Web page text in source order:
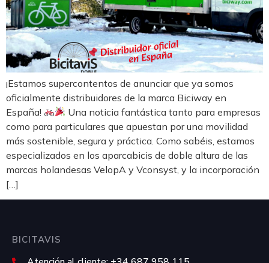
¡Estamos supercontentos de anunciar que ya somos
oficialmente distribuidores de la marca Biciway en
España!
Una noticia fantástica tanto para empresas
como para particulares que apuestan por una movilidad
más sostenible, segura y práctica. Como sabéis, estamos
especializados en los aparcabicis de doble altura de las
marcas holandesas VelopA y Vconsyst, y la incorporación
[…]
BICITAVIS